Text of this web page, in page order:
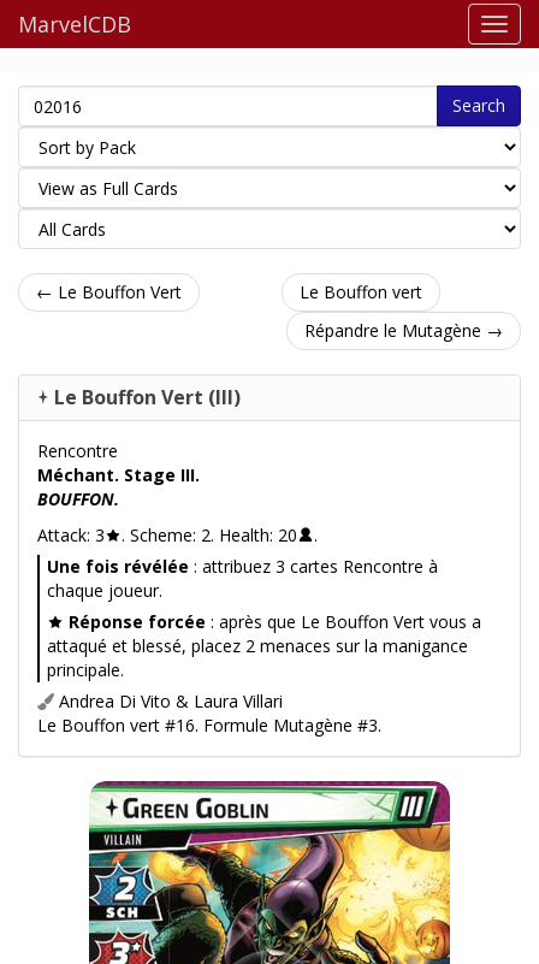
MarvelCDB
Search
← Le Bouffon Vert
Le Bouffon vert
Répandre le Mutagène →
Le Bouffon Vert (III)
Rencontre
Méchant. Stage III.
BOUFFON.
Attack: 3
. Scheme: 2. Health: 20
.
Une fois révélée : attribuez 3 cartes Rencontre à
chaque joueur.
Réponse forcée : après que Le Bouffon Vert vous a
attaqué et blessé, placez 2 menaces sur la manigance
principale.
Andrea Di Vito & Laura Villari
Le Bouffon vert #16. Formule Mutagène #3.